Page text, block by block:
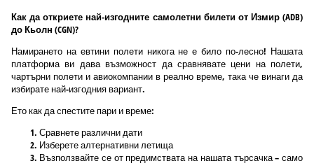
Как да откриете най-изгодните самолетни билети от Измир (ADB)
до Кьолн (CGN)?
Намирането на евтини полети никога не е било по-лесно! Нашата
платформа ви дава възможност да сравнявате цени на полети,
чартърни полети и авиокомпании в реално време, така че винаги да
избирате най-изгодния вариант.
Ето как да спестите пари и време:
Сравнете различни дати
Изберете алтернативни летища
Възползвайте се от предимствата на нашата търсачка – само